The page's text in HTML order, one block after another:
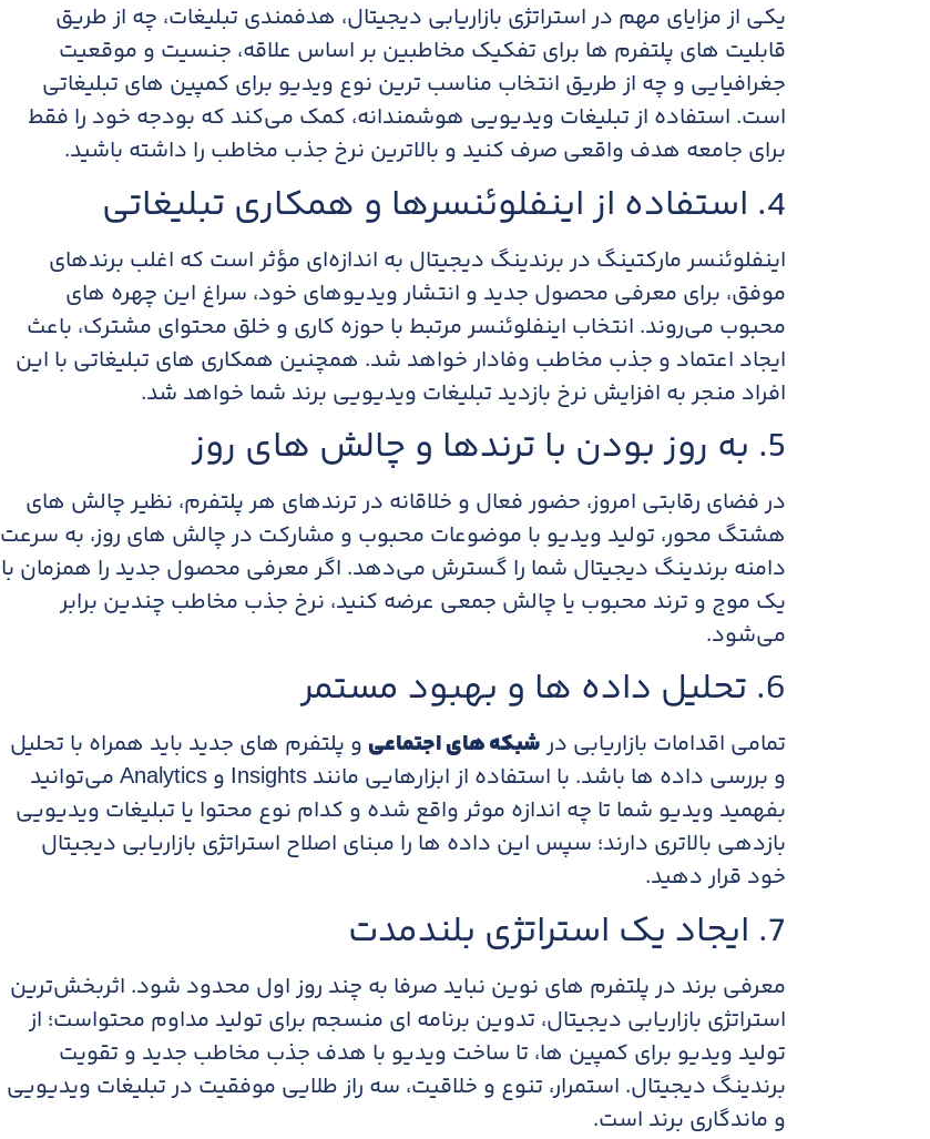
یکی از مزایای مهم در استراتژی بازاریابی دیجیتال، هدفمندی تبلیغات، چه از طریق
قابلیت های پلتفرم ها برای تفکیک مخاطبین بر اساس علاقه، جنسیت و موقعیت
جغرافیایی و چه از طریق انتخاب مناسب ترین نوع ویدیو برای کمپین های تبلیغاتی
است. استفاده از تبلیغات ویدیویی هوشمندانه، کمک می‌کند که بودجه خود را فقط
برای جامعه هدف واقعی صرف کنید و بالاترین نرخ جذب مخاطب را داشته باشید.​
4. استفاده از اینفلوئنسرها و همکاری تبلیغاتی
اینفلوئنسر مارکتینگ در برندینگ دیجیتال به اندازه‌ای مؤثر است که اغلب برندهای
موفق، برای معرفی محصول جدید و انتشار ویدیوهای خود، سراغ این چهره های
محبوب می‌روند. انتخاب اینفلوئنسر مرتبط با حوزه کاری و خلق محتوای مشترک، باعث
ایجاد اعتماد و جذب مخاطب وفادار خواهد شد. همچنین همکاری های تبلیغاتی با این
افراد منجر به افزایش نرخ بازدید تبلیغات ویدیویی برند شما خواهد شد.​
5. به روز بودن با ترندها و چالش های روز
در فضای رقابتی امروز، حضور فعال و خلاقانه در ترندهای هر پلتفرم، نظیر چالش های
هشتگ محور، تولید ویدیو با موضوعات محبوب و مشارکت در چالش های روز، به سرعت
دامنه برندینگ دیجیتال شما را گسترش می‌دهد. اگر معرفی محصول جدید را همزمان با
یک موج و ترند محبوب یا چالش جمعی عرضه کنید، نرخ جذب مخاطب چندین برابر
می‌شود.​
6. تحلیل داده ها و بهبود مستمر
تمامی اقدامات بازاریابی درشبکه های اجتماعی و پلتفرم های جدید باید همراه با تحلیل
و بررسی داده ها باشد. با استفاده از ابزارهایی مانند Insights و Analytics می‌توانید
بفهمید ویدیو شما تا چه اندازه موثر واقع شده و کدام نوع محتوا یا تبلیغات ویدیویی
بازدهی بالاتری دارند؛ سپس این داده ها را مبنای اصلاح استراتژی بازاریابی دیجیتال
خود قرار دهید.​
7. ایجاد یک استراتژی بلندمدت
معرفی برند در پلتفرم های نوین نباید صرفا به چند روز اول محدود شود. اثربخش‌ترین
استراتژی بازاریابی دیجیتال، تدوین برنامه ای منسجم برای تولید مداوم محتواست؛ از
تولید ویدیو برای کمپین ها، تا ساخت ویدیو با هدف جذب مخاطب جدید و تقویت
برندینگ دیجیتال. استمرار، تنوع و خلاقیت، سه راز طلایی موفقیت در تبلیغات ویدیویی
و ماندگاری برند است.​